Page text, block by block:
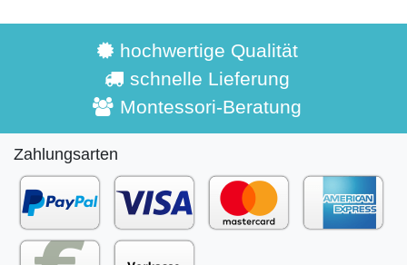
hochwertige Qualität
schnelle Lieferung
Montessori-Beratung
Zahlungsarten